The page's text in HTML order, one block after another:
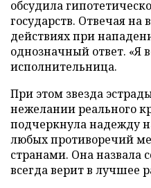
обсудила
государств. Отвечая на
действиях при
однозначный ответ. «Я
исполнительница.
При этом звезда
нежелании реального
подчеркнула надежду
любых противоречий
странами. Она назвала
всегда верит в лучшее